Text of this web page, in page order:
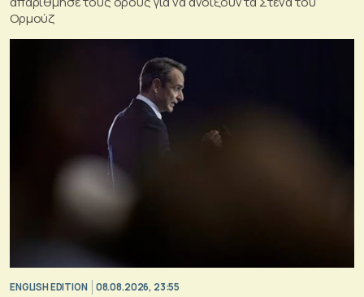
Ορμούζ
ENGLISH EDITION 08.08.2026, 23:55